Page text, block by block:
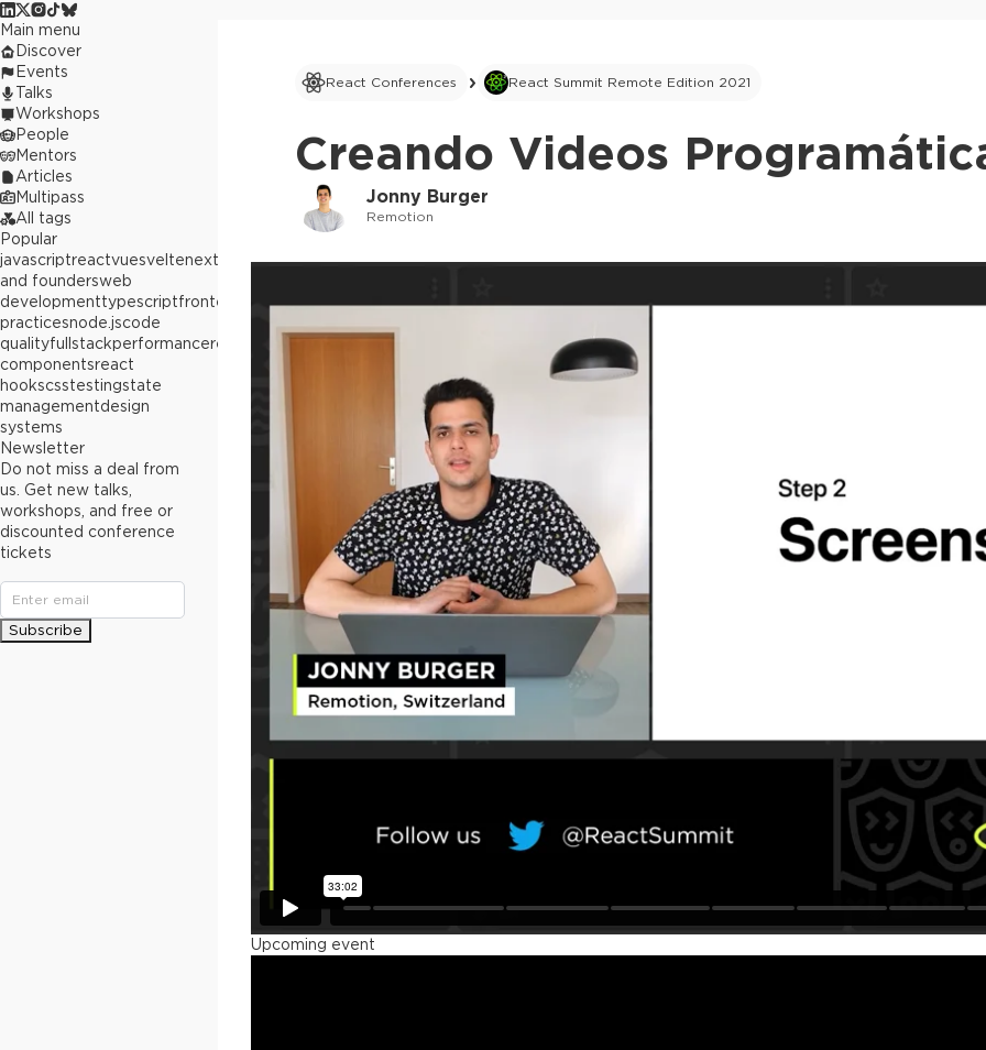
React Conferences React Summit Remote Edition 2021
Creando Videos
Jonny Burger
Remotion
Upcoming event
Main menu
Discover
Events
Talks
Workshops
People
Mentors
Articles
Multipass
All tags
Popular
javascriptreactvuesveltenext.js
builders
and foundersweb
developmenttypescriptfrontend
best
practicesnode.jscode
qualityfullstackperformancereact
componentsreact
hookscsstestingstate
managementdesign
systems
Newsletter
Do not miss a deal from
us. Get new talks,
workshops, and free or
discounted conference
tickets
Subscribe